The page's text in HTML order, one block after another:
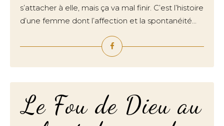
s’attacher à elle, mais ça va mal finir. C’est l’histoire
d’une femme dont l’affection et la spontanéité...
Le Fou de Dieu au